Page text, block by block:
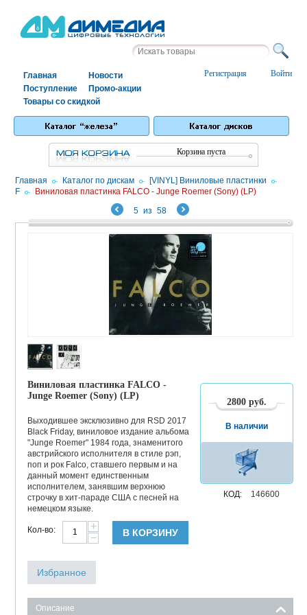
Войти
Регистрация
Главная
Новости
Поступление
Промо-акции
Товары со скидкой
Корзина пуста
Главная / Каталог по дискам / [VINYL] Виниловые пластинки /
F / Виниловая пластинка FALCO - Junge Roemer (Sony) (LP)
5 из 58
Виниловая пластинка FALCO -
Junge Roemer (Sony) (LP)
Выходившее эксклюзивно для RSD 2017
Black Friday, виниловое издание альбома
"Junge Roemer" 1984 года, знаменитого
австрийского исполнителя в стиле рэп,
поп и рок Falco, ставшего первым и на
данный момент единственным
исполнителем, занявшим верхнюю
строчку в хит-параде США с песней на
немецком языке.
2800 руб.
КОД: 146600
В наличии
Кол-во:
+
−
В КОРЗИНУ
Избранное
Описание